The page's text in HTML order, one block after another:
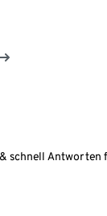
schnell Antworten